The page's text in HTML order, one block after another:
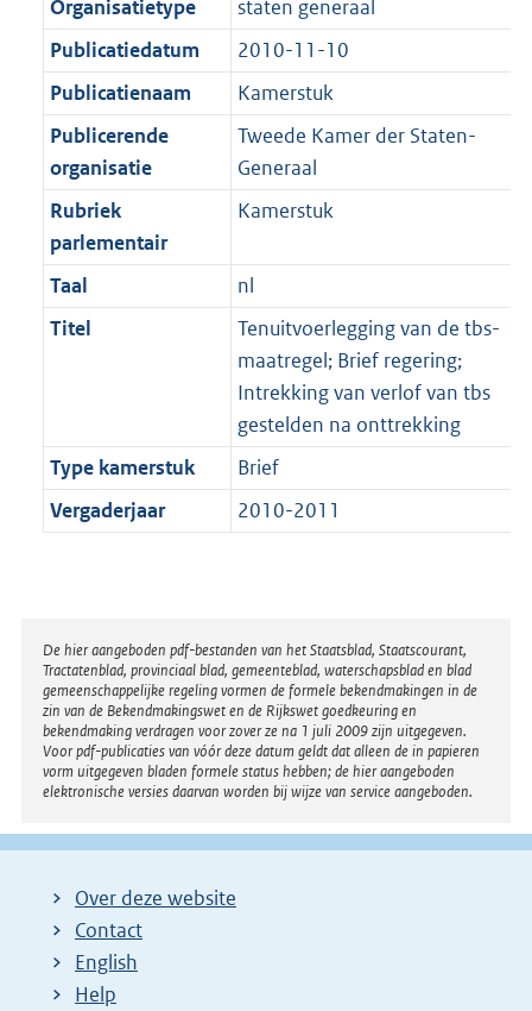
Organisatietype
staten generaal
Publicatiedatum
2010-11-10
Publicatienaam
Kamerstuk
Publicerende
organisatie
Tweede Kamer der Staten-
Generaal
Rubriek
parlementair
Kamerstuk
Taal
nl
Titel
Tenuitvoerlegging van de tbs-
maatregel; Brief regering;
Intrekking van verlof van tbs
gestelden na onttrekking
Type kamerstuk
Brief
Vergaderjaar
2010-2011
Disclaimer
De hier aangeboden pdf-bestanden van het Staatsblad, Staatscourant,
Tractatenblad, provinciaal blad, gemeenteblad, waterschapsblad en blad
gemeenschappelijke regeling vormen de formele bekendmakingen in de
zin van de Bekendmakingswet en de Rijkswet goedkeuring en
bekendmaking verdragen voor zover ze na 1 juli 2009 zijn uitgegeven.
Voor pdf-publicaties van vóór deze datum geldt dat alleen de in papieren
vorm uitgegeven bladen formele status hebben; de hier aangeboden
elektronische versies daarvan worden bij wijze van service aangeboden.
Over deze website
Contact
English
Help